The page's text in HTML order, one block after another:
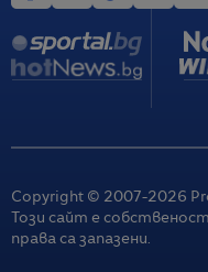
Copyright © 2007-2026
Този сайт е
права са запазени.